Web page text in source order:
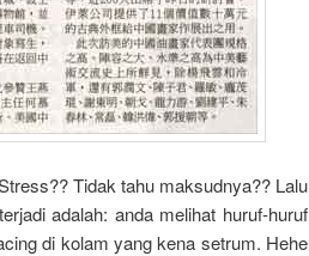
Tidak tahu maksudnya?? Lalu
adalah: anda melihat huruf-huruf
di kolam yang kena setrum. Hehe